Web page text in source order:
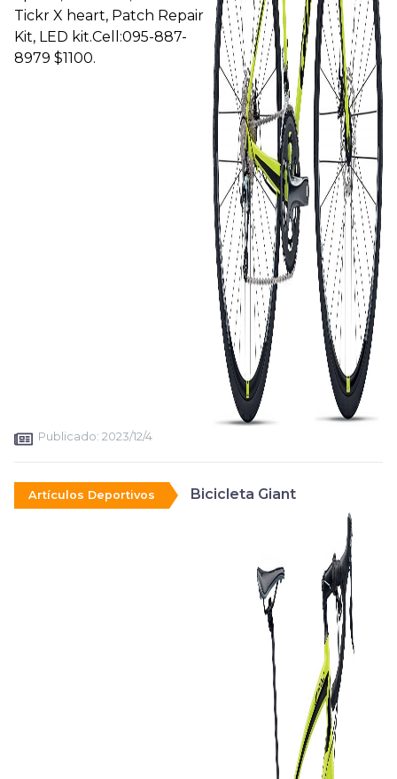
Tickr X heart, Patch Repair
Kit, LED kit.Cell:095-887-
8979 $1100.
Publicado: 2023/12/4
Artículos Deportivos Bicicleta Giant